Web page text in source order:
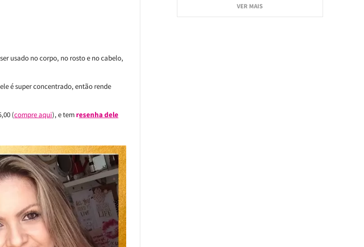
usado no corpo, no rosto e no cabelo,
é super concentrado, então rende
(compre aqui), e tem resenha dele
VER MAIS